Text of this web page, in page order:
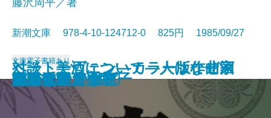
たくさんのタブー
なりそこない王子
ベートーヴェン―カラー版作曲家
の生涯―
おみそれ社会
冬の派閥
対談 美酒について―人はなぜ酒
を語るか―
男の系譜
夜のかくれんぼ
ノックの音が
密謀〔上〕
藤沢周平／著
新潮文庫 978-4-10-124712-0 825円 1985/09/27
文庫電子書籍あり
密謀〔下〕
闇の穴
吉里吉里人〔上〕
吉里吉里人〔中〕
吉里吉里人〔下〕
おせん
盗賊会社
エヌ氏の遊園地
羆
男どき女どき